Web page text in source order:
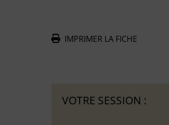
IMPRIMER LA FICHE
VOTRE SESSION :